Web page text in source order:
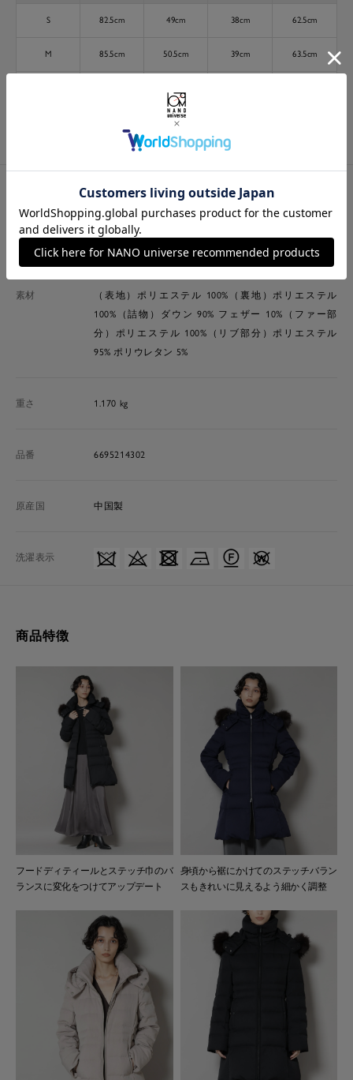
S 82.5cm 49cm 38cm 62.5cm
M 85.5cm 50.5cm 39cm 63.5cm
をご確認ください
素材・商品詳細
生地/質感
透け感/なし 裏地/あり 光沢/なし 生地の厚
素材
（表地）ポリエステル 100%（裏地）ポリエステル
100%（詰物）ダウン 90% フェザー 10%（ファー部
分）ポリエステル 100%（リブ部分）ポリエステル
95% ポリウレタン 5%
重さ 1.170 kg
品番 6695214302
原産国 中国製
洗濯表示
商品特徴
フードディティールとステッチ巾のバ
ランスに変化をつけてアップデート
身頃から裾にかけてのステッチバラン
スもきれいに見えるよう細かく調整